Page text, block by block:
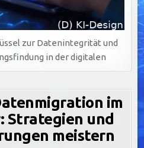
zur Datenintegrität und
in der digitalen
im
Strategien und
meistern